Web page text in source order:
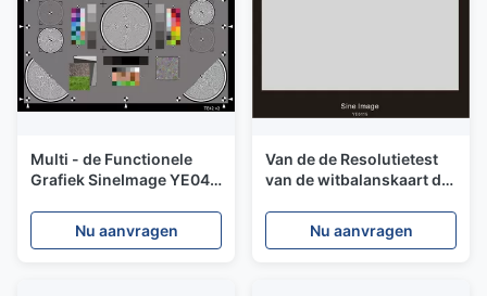
Multi - de Functionele
Grafiek SineImage YE042
Digitale Camera's/Lenzen
Nu aanvragen
Van de de Resolutietest
van de witbalanskaart de
YE0115 met 70%-
Reflectiecoëfficiënt
Nu aanvragen